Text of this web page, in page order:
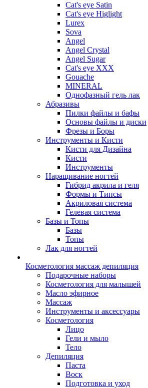
Cat's eye Satin
Cat's eye Higlight
Lurex
Sova
Angel
Angel Crystal
Angel Sugar
Cat's eye XXX
Gouache
MINERAL
Однофазный гель лак
Абразивы
Пилки файлы и бафы
Основы файлы и диски
Фрезы и Боры
Инструменты и Кисти
Кисти для Дизайна
Кисти
Инструменты
Наращивание ногтей
Гибрид акрила и геля
Формы и Типсы
Акриловая система
Гелевая система
Базы и Топы
Базы
Топы
Лак для ногтей
Косметология массаж депиляция
Подарочные наборы
Косметология для малышей
Масло эфирное
Массаж
Инструменты и аксессуары
Косметология
Лицо
Гели и мыло
Тело
Депиляция
Паста
Воск
Подготовка и уход